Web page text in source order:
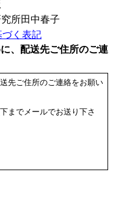
所田中春子
づく表記
、配送先ご住所のご連